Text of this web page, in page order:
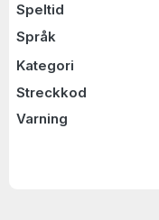
Speltid
Språk
Kategori
Streckkod
Varning